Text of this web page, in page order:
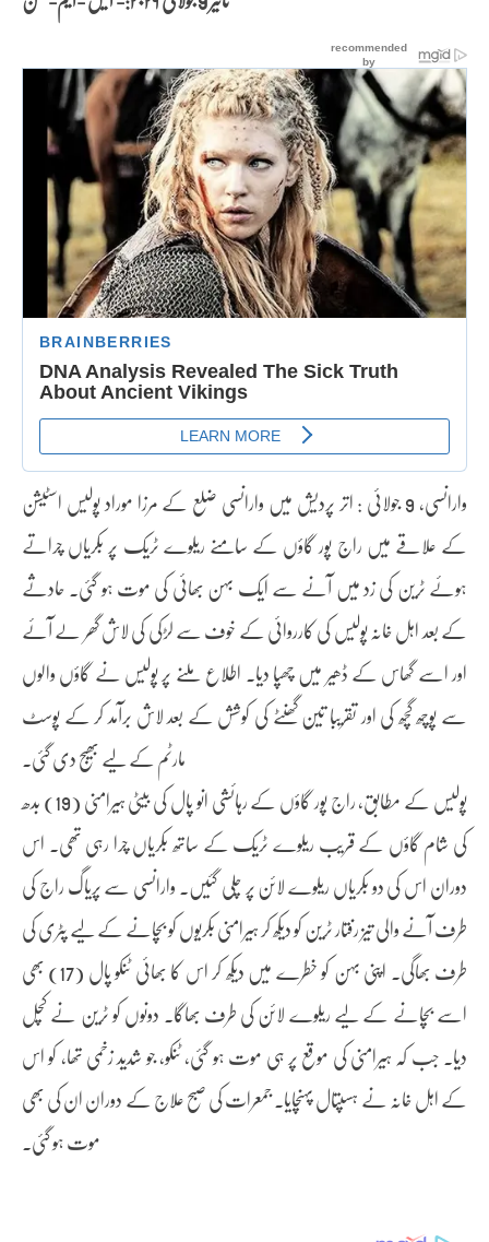
وارانسی، 9 جولائی : اتر پردیش میں وارانسی ضلع کے مرزا موراد پولیس اسٹیشن
کے علاقے میں راج پور گاؤں کے سامنے ریلوے ٹریک پر بکریاں چراتے
ہوئے ٹرین کی زد میں آنے سے ایک بہن بھائی کی موت ہو گئی۔ حادثے
کے بعد اہل خانہ پولیس کی کارروائی کے خوف سے لڑکی کی لاش گھر لے آئے
اور اسے گھاس کے ڈھیر میں چھپا دیا۔ اطلاع ملنے پر پولیس نے گاؤں والوں
سے پوچھ گچھ کی اور تقریبا تین گھنٹے کی کوشش کے بعد لاش برآمد کر کے پوسٹ
مارٹم کے لیے بھیج دی گئی۔
پولیس کے مطابق، راج پور گاؤں کے رہائشی انو پال کی بیٹی ہیرامنی (19) بدھ
کی شام گاؤں کے قریب ریلوے ٹریک کے ساتھ بکریاں چرا رہی تھی۔ اس
دوران اس کی دو بکریاں ریلوے لائن پر چلی گئیں۔ وارانسی سے پریاگ راج کی
طرف آنے والی تیز رفتار ٹرین کو دیکھ کر ہیرامنی بکریوں کو بچانے کے لیے پٹری کی
طرف بھاگی۔ اپنی بہن کو خطرے میں دیکھ کر اس کا بھائی ٹنکو پال (17) بھی
اسے بچانے کے لیے ریلوے لائن کی طرف بھاگا۔ دونوں کو ٹرین نے کچل
دیا۔ جب کہ ہیرامنی کی موقع پر ہی موت ہو گئی، ٹنکو، جو شدید زخمی تھا، کو اس
کے اہل خانہ نے ہسپتال پہنچایا۔ جمعرات کی صبح علاج کے دوران ان کی بھی
موت ہو گئی۔